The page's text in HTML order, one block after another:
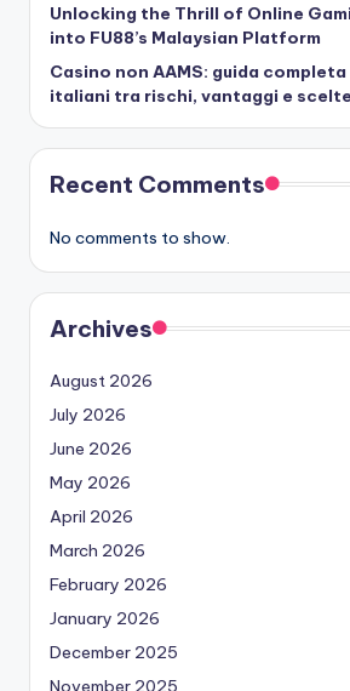
Unlocking the Thrill of Online
into FU88’s Malaysian Platform
Casino non AAMS: guida
italiani tra rischi, vantaggi e
Recent Comments
No comments to show.
Archives
August 2026
July 2026
June 2026
May 2026
April 2026
March 2026
February 2026
January 2026
December 2025
November 2025